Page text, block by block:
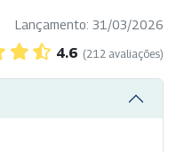
Lançamento: 31/03/2026
4.6 (212 avaliações)